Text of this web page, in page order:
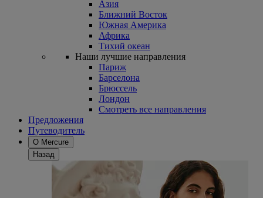
Азия
Ближний Восток
Южная Америка
Африка
Тихий океан
Наши лучшие направления
Париж
Барселона
Брюссель
Лондон
Смотреть все направления
Предложения
Путеводитель
О Mercure
Назад